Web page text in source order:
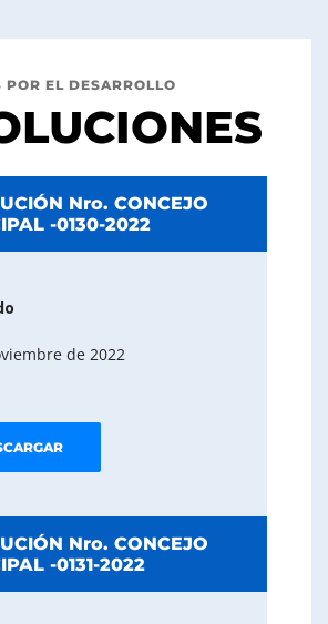
EL DESARROLLO
Nro. CONCEJO
-0130-2022
de 2022
Nro. CONCEJO
-0131-2022